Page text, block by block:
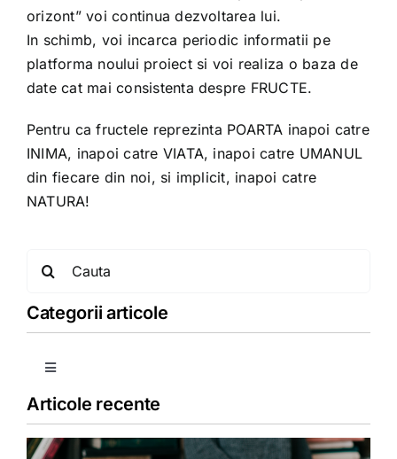
orizont” voi continua dezvoltarea lui.
In schimb, voi incarca periodic informatii pe
platforma noului proiect si voi realiza o baza de
date cat mai consistenta despre FRUCTE.
Pentru ca fructele reprezinta POARTA inapoi catre
INIMA, inapoi catre VIATA, inapoi catre UMANUL
din fiecare din noi, si implicit, inapoi catre
NATURA!
Categorii articole
Toggle
Copii
Articole recente